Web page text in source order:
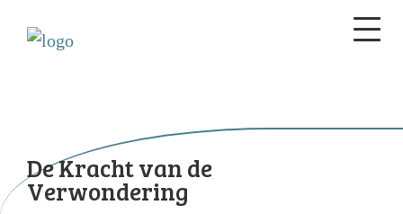
De Kracht van de
Verwondering